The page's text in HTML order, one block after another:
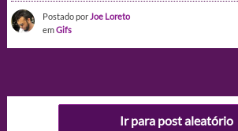
Postado por Joe Loreto
emGifs
Ir para post aleatório